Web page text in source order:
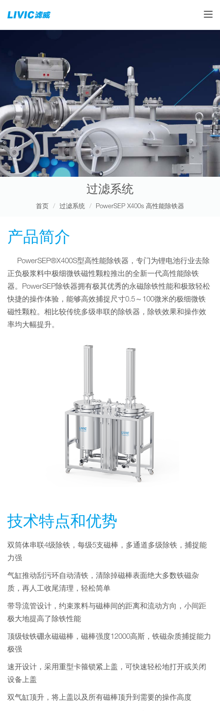
过滤系统
首页 过滤系统 PowerSEP X400s 高性能除铁器
产品简介
PowerSEP®X400S型高性能除铁器，专门为锂电池行业去除
正负极浆料中极细微铁磁性颗粒推出的全新一代高性能除铁
器。PowerSEP除铁器拥有极其优秀的永磁除铁性能和极致轻松
快捷的操作体验，能够高效捕捉尺寸0.5～100微米的极细微铁
磁性颗粒。相比较传统多级串联的除铁器，除铁效果和操作效
率均大幅提升。
技术特点和优势
双筒体串联4级除铁，每级5支磁棒，多通道多级除铁，捕捉能
力强
气缸推动刮污环自动清铁，清除掉磁棒表面绝大多数铁磁杂
质，再人工收尾清理，轻松简单
带导流管设计，约束浆料与磁棒间的距离和流动方向，小间距
极大地提高了除铁性能
顶级钕铁硼永磁磁棒，磁棒强度12000高斯，铁磁杂质捕捉能力
极强
速开设计，采用重型卡箍锁紧上盖，可快速轻松地打开或关闭
设备上盖
双气缸顶升，将上盖以及所有磁棒顶升到需要的操作高度